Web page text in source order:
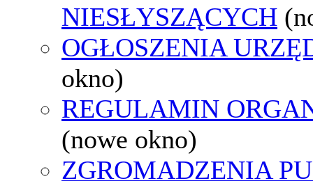
NIESŁYSZĄCYCH
OGŁOSZENIA
okno)
REGULAMIN
(nowe okno)
ZGROMADZENIA